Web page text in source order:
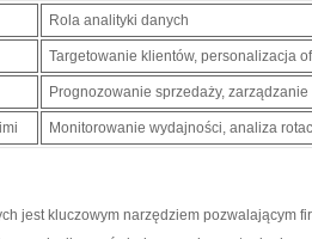
Rola analityki danych
Targetowanie klientów, personalizacja‌
Prognozowanie sprzedaży,⁢
Monitorowanie wydajności, analiza
jest kluczowym narzędziem ⁤pozwalającym